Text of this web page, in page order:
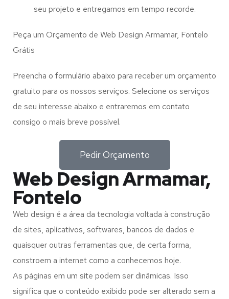
seu projeto e entregamos em tempo recorde.
Peça um Orçamento de Web Design Armamar, Fontelo
Grátis
Preencha o formulário abaixo para receber um orçamento
gratuito para os nossos serviços. Selecione os serviços
de seu interesse abaixo e entraremos em contato
consigo o mais breve possível.
Pedir Orçamento
Web Design Armamar,
Fontelo
Web design é a área da tecnologia voltada à construção
de sites, aplicativos, softwares, bancos de dados e
quaisquer outras ferramentas que, de certa forma,
constroem a internet como a conhecemos hoje.
As páginas em um site podem ser dinâmicas. Isso
significa que o conteúdo exibido pode ser alterado sem a